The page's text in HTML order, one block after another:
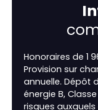
Honoraires de 1
Provision sur
annuelle. Dépôt
énergie B,
risques